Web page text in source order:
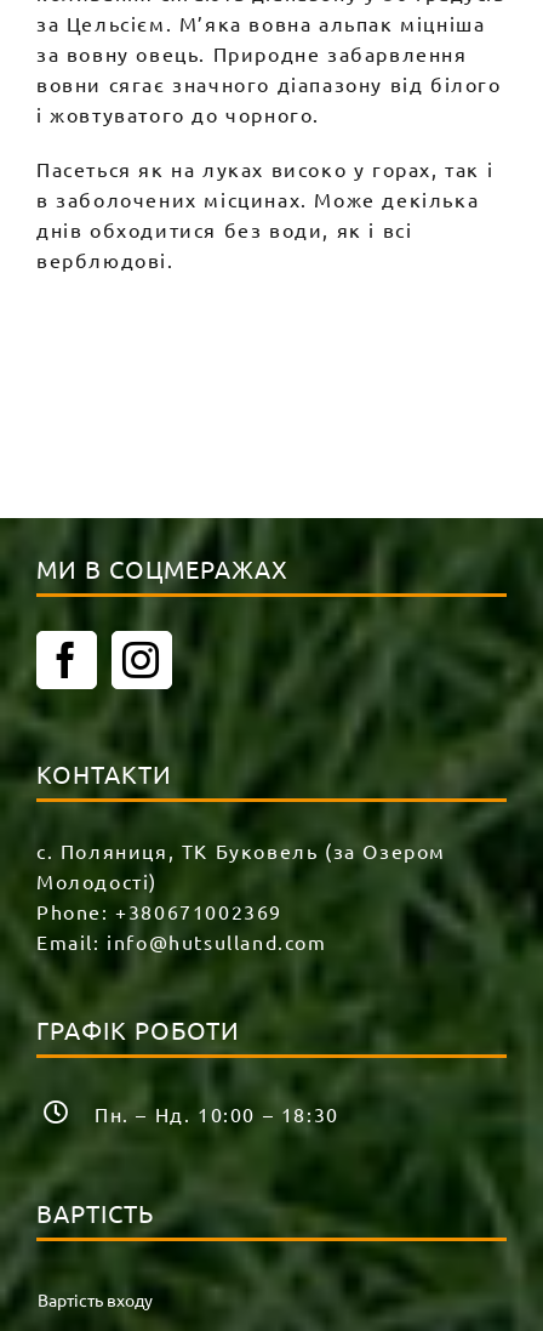
за Цельсієм. М’яка вовна альпак міцніша
за вовну овець. Природне забарвлення
вовни сягає значного діапазону від білого
і жовтуватого до чорного.
Пасеться як на луках високо у горах, так і
в заболочених місцинах. Може декілька
днів обходитися без води, як і всі
верблюдові.
МИ В СОЦМЕРАЖАХ
КОНТАКТИ
с. Поляниця, ТК Буковель (за Озером
Молодості)
Phone:+380671002369
Email: info@hutsulland.com
ГРАФІК РОБОТИ
Пн. – Нд. 10:00 – 18:30
ВАРТІСТЬ
Вартість входу